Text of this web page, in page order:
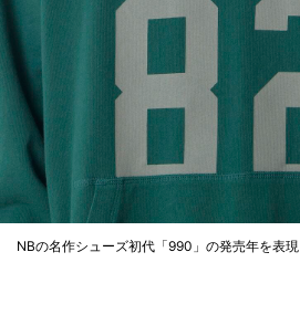
NBの名作シューズ初代「990」の発売年を表現